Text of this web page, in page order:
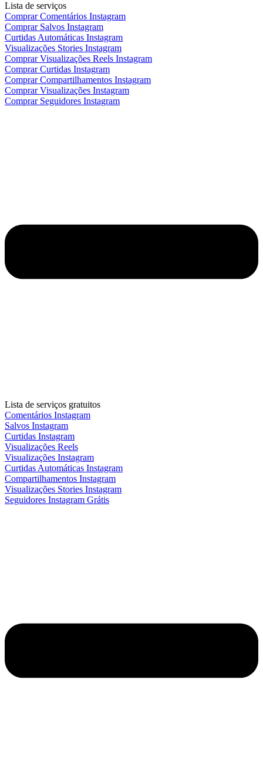
Lista de serviços
Comprar Comentários Instagram
Comprar Salvos Instagram
Curtidas Automáticas Instagram
Visualizações Stories Instagram
Comprar Visualizações Reels Instagram
Comprar Curtidas Instagram
Comprar Compartilhamentos Instagram
Comprar Visualizações Instagram
Comprar Seguidores Instagram
Lista de serviços gratuitos
Comentários Instagram
Salvos Instagram
Curtidas Instagram
Visualizações Reels
Visualizações Instagram
Curtidas Automáticas Instagram
Compartilhamentos Instagram
Visualizações Stories Instagram
Seguidores Instagram Grátis